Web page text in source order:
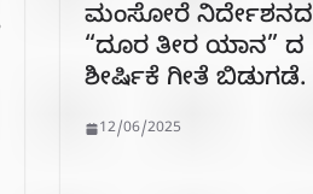
ಮಂಸೋರೆ ನಿರ್ದೇಶನದ
“ದೂರ ತೀರ ಯಾನ” ದ
ಶೀರ್ಷಿಕೆ ಗೀತೆ ಬಿಡುಗಡೆ.
12/06/2025